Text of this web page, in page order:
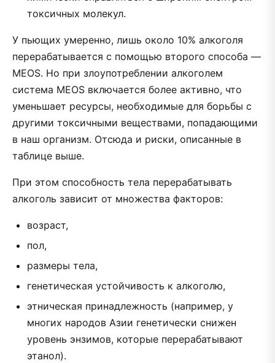
токсичных молекул.
У пьющих умеренно, лишь около 10% алкоголя
перерабатывается с помощью второго способа —
MEOS. Но при злоупотреблении алкоголем
система MEOS включается более активно, что
уменьшает ресурсы, необходимые для борьбы с
другими токсичными веществами, попадающими
в наш организм. Отсюда и риски, описанные в
таблице выше.
При этом способность тела перерабатывать
алкоголь зависит от множества факторов:
возраст,
пол,
размеры тела,
генетическая устойчивость к алкоголю,
этническая принадлежность (например, у
многих народов Азии генетически снижен
уровень энзимов, которые перерабатывают
этанол).